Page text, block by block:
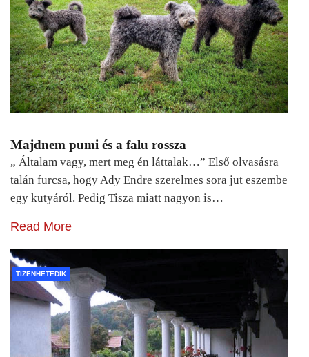
Majdnem pumi és a falu rossza
„ Általam vagy, mert meg én láttalak…” Első olvasásra
talán furcsa, hogy Ady Endre szerelmes sora jut eszembe
egy kutyáról. Pedig Tisza miatt nagyon is…
Read More
TIZENHETEDIK